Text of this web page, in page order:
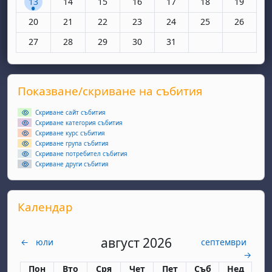
Няма събития, понеделник, 20 октомври
20 Няма събития, вторник, 21 октомври
21 Няма събития, сряда, 22 октомври
22 Няма събития, четвъртък, 23
23 Няма събития, петък, 24
24 Няма събития,
25 Няма
26
Няма събития, понеделник, 27 октомври
27 Няма събития, вторник, 28 октомври
28 Няма събития, сряда, 29 октомври
29 Няма събития, четвъртък, 30
30 Няма събития, петък, 31
31
Supplementary blocks
Прескочи Показване/скриване на събития
Показване/скриване на събития
Скриване сайт събития
Скриване категория събития
Скриване курс събития
Скриване група събития
Скриване потребител събития
Скриване други събития
Прескочи Календар
Календар
← юли август 2026
септември
→
Понеделник
Пон вторник
Вто сряда
Сря четвъртък
Чет петък
Пет събота
Съб неделя
Нед